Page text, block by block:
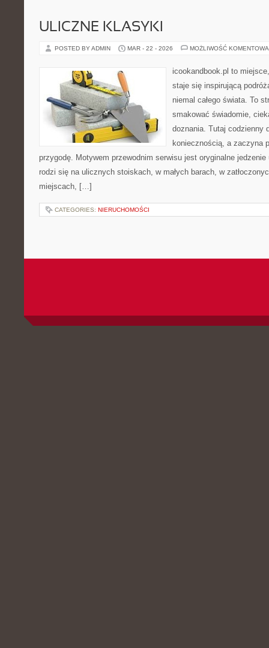
ULICZNE KLASYKI
POSTED BY ADMIN MAR - 22 - 2026 MOŻLIWOŚĆ
icookandbook.pl to
staje się inspirującą
niemal całego świata. To
smakować świadomie,
doznania. Tutaj codzienny
koniecznością, a zaczyna
przygodę. Motywem przewodnim serwisu jest oryginalne
rodzi się na ulicznych stoiskach, w małych barach, w
miejscach, […]
CATEGORIES: NIERUCHOMOŚCI